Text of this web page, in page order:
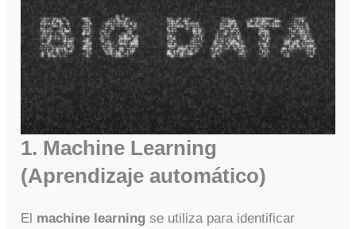
1. Machine Learning
(Aprendizaje automático)
El machine learning se utiliza para identificar